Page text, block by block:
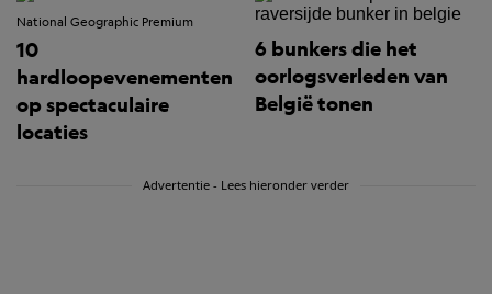
National Geographic Premium
10
hardloopevenementen
op spectaculaire
locaties
6 bunkers die het
oorlogsverleden van
België tonen
Advertentie - Lees hieronder verder